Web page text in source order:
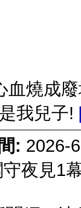
血燒成
我兒子!
:
夜見1